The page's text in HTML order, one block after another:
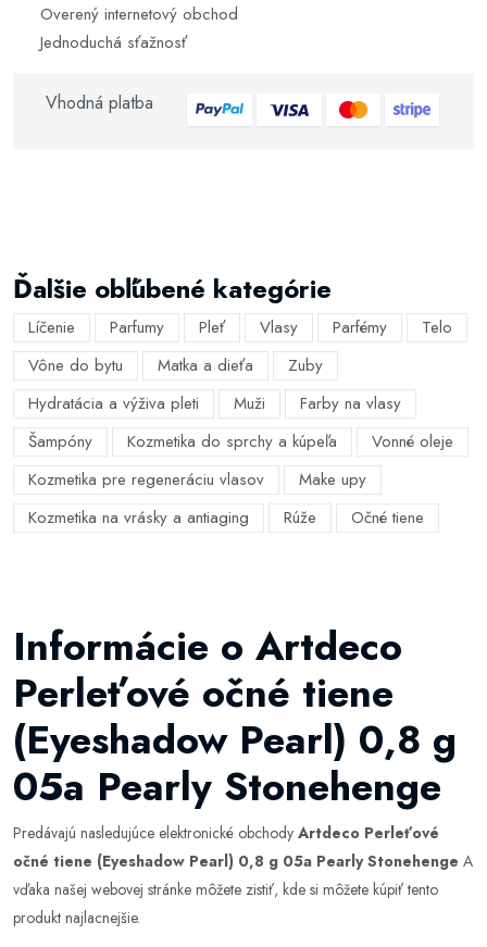
Overený internetový obchod
Jednoduchá sťažnosť
Vhodná platba
Ďalšie obľúbené kategórie
Líčenie Parfumy Pleť Vlasy Parfémy
Telo
Vône do bytu
Matka a dieťa
Zuby
Hydratácia a výživa pleti
Muži
Farby na vlasy
Šampóny
Kozmetika do sprchy a kúpeľa
Vonné oleje
Kozmetika pre regeneráciu vlasov
Make upy
Kozmetika na vrásky a antiaging
Rúže Očné tiene
Informácie o Artdeco
Perleťové očné tiene
(Eyeshadow Pearl) 0,8 g
05a Pearly Stonehenge
Predávajú nasledujúce elektronické obchody Artdeco Perleťové
očné tiene (Eyeshadow Pearl) 0,8 g 05a Pearly Stonehenge A
vďaka našej webovej stránke môžete zistiť, kde si môžete kúpiť tento
produkt najlacnejšie.